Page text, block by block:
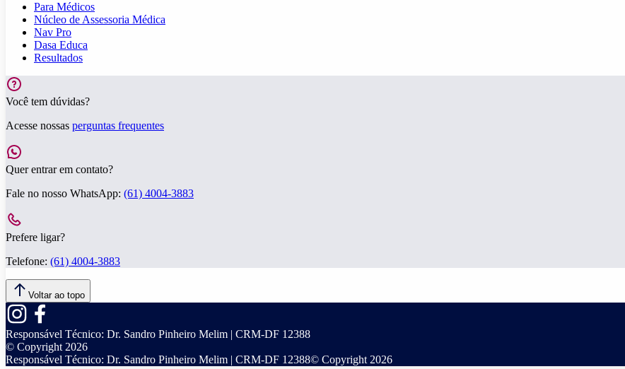
Para Médicos
Núcleo de Assessoria Médica
Nav Pro
Dasa Educa
Resultados
Você tem dúvidas?
Acesse nossas perguntas frequentes
Quer entrar em contato?
Fale no nosso WhatsApp: (61) 4004-3883
Prefere ligar?
Telefone: (61) 4004-3883
Voltar ao topo
Responsável Técnico: Dr. Sandro Pinheiro Melim | CRM-DF 12388
© Copyright 2026
Responsável Técnico: Dr. Sandro Pinheiro Melim | CRM-DF 12388© Copyright 2026